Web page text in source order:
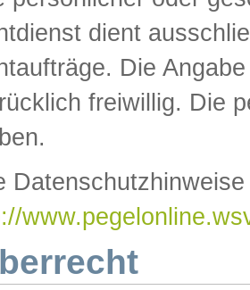
dient
Die
freiwillig. Die